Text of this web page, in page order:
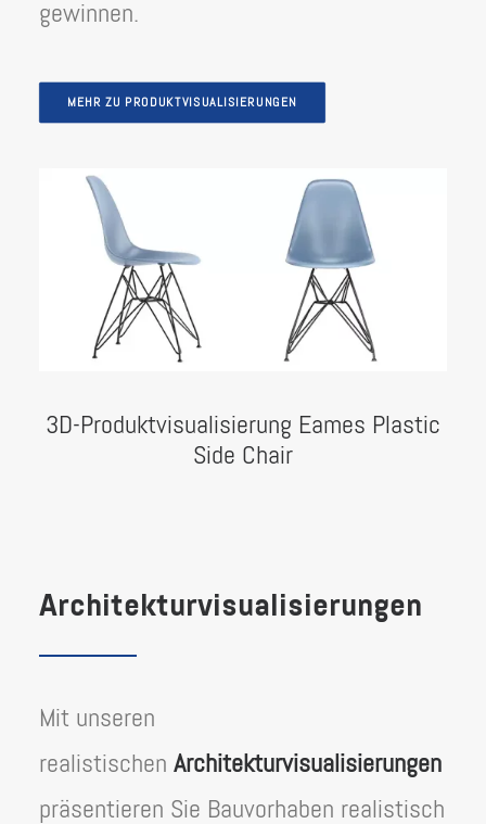
gewinnen.
MEHR ZU PRODUKTVISUALISIERUNGEN
3D-Produktvisualisierung Eames Plastic
Side Chair
Architekturvisualisierungen
Mit unseren
realistischen Architekturvisualisierungen
präsentieren Sie Bauvorhaben realistisch